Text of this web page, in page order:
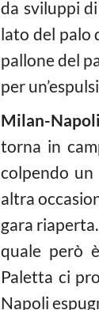
da sviluppi
lato del palo
pallone del
per
Milan-
torna in
colpendo
altra
gara
quale però
Paletta ci
Napoli